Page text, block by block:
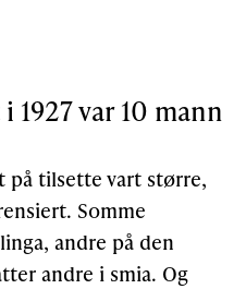
var 10 mann
på tilsette vart større,
Somme
andre på den
andre i smia. Og